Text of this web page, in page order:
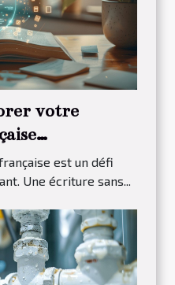
votre
est un défi
Une écriture sans...